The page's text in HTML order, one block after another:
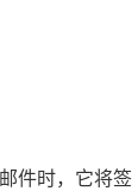
件时，它将签